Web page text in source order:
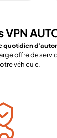
VPN
quotidien
offre de
véhicule.